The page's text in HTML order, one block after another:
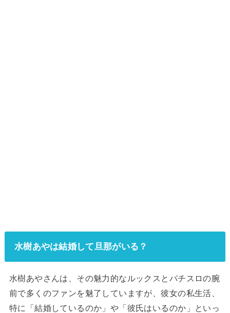
水樹あやは結婚して旦那がいる？
水樹あやさんは、その魅力的なルックスとパチスロの腕
前で多くのファンを魅了していますが、彼女の私生活、
特に「結婚しているのか」や「彼氏はいるのか」といっ